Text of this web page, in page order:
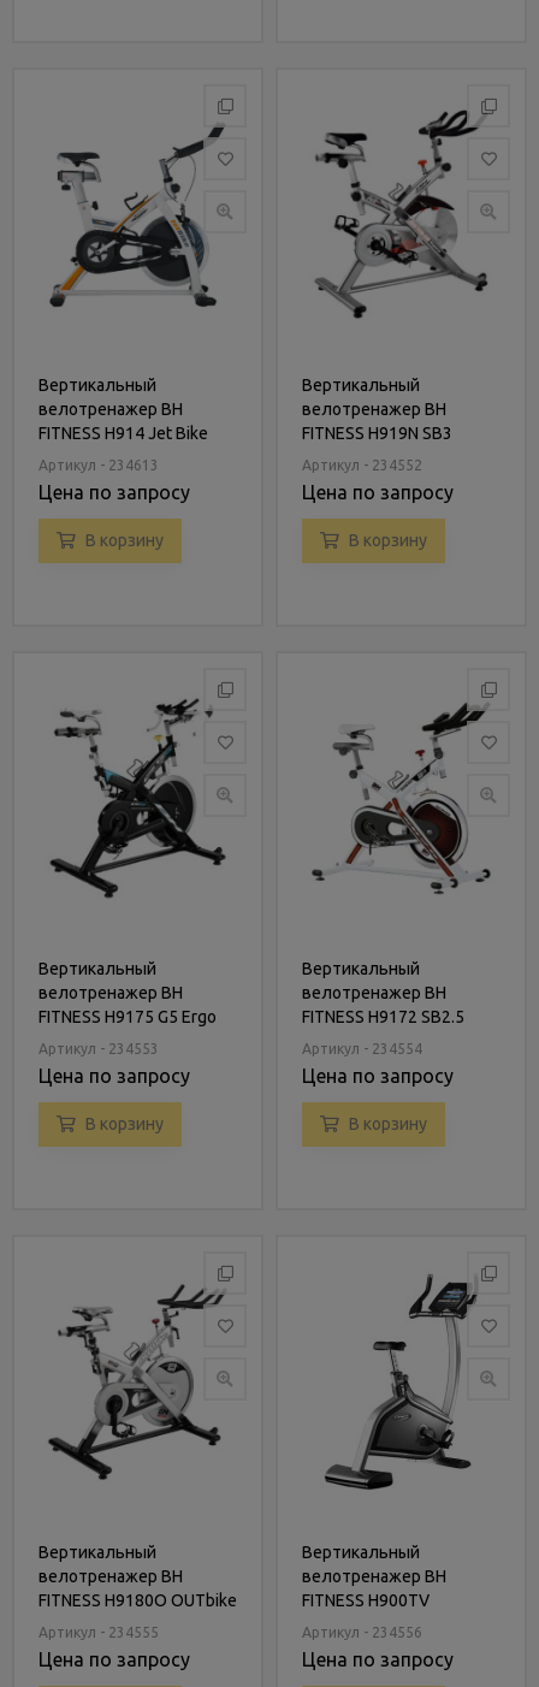
Вертикальный
велотренажер BH
FITNESS H914 Jet Bike
Артикул - 234613
Цена по запросу
В корзину
Вертикальный
велотренажер BH
FITNESS H919N SB3
Magnetic
Артикул - 234552
Цена по запросу
В корзину
Вертикальный
велотренажер BH
FITNESS H9175 G5 Ergo
Tour
Артикул - 234553
Цена по запросу
В корзину
Вертикальный
велотренажер BH
FITNESS H9172 SB2.5
Артикул - 234554
Цена по запросу
В корзину
Вертикальный
велотренажер BH
FITNESS H9180O OUTbike
Артикул - 234555
Цена по запросу
Вертикальный
велотренажер BH
FITNESS H900TV
SK9000TV
Артикул - 234556
Цена по запросу